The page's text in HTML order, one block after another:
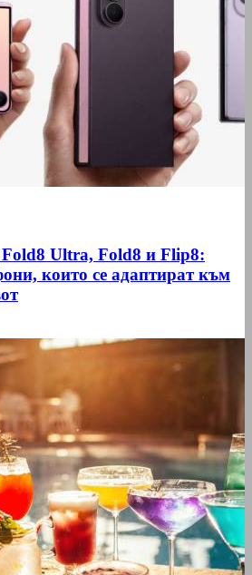
Ultra, Fold8 и Flip8:
които се адаптират към